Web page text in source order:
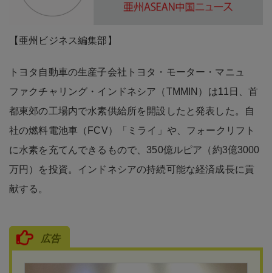
【亜州ビジネス編集部】
トヨタ自動車の生産子会社トヨタ・モーター・マニュ
ファクチャリング・インドネシア（TMMIN）は11日、首
都東郊の工場内で水素供給所を開設したと発表した。自
社の燃料電池車（FCV）「ミライ」や、フォークリフト
に水素を充てんできるもので、350億ルピア（約3億3000
万円）を投資。インドネシアの持続可能な経済成長に貢
献する。
広告